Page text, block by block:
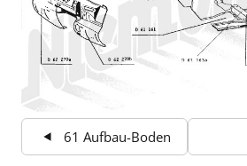
61 Aufbau-Boden